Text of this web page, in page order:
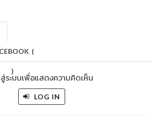
(
)
สู่ระบบเพื่อแสดงความคิดเห็น
LOG IN